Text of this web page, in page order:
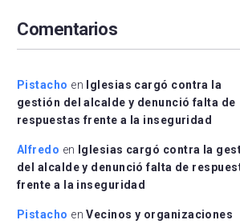
el
Comentarios
Pistacho en
Iglesias cargó contra la
gestión del alcalde y denunció falta de
respuestas frente a la inseguridad
Alfredo en
Iglesias cargó contra la
del alcalde y denunció falta de
frente a la inseguridad
Pistacho enVecinos y organizaciones